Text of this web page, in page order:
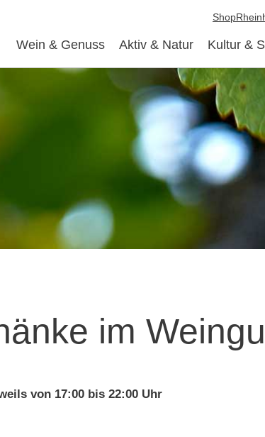
Wein & Genuss Aktiv & Natur Kultur &
Shop
im
von 17:00 bis 22:00 Uhr